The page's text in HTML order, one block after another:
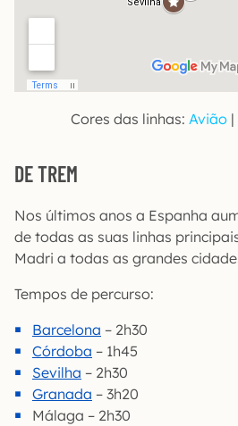
Cores das linhas: Avião |
DE TREM
Nos últimos anos a Espanha
de todas as suas linhas
Madri a todas as grandes
Tempos de percurso:
Barcelona – 2h30
Córdoba – 1h45
Sevilha – 2h30
Granada – 3h20
Málaga – 2h30